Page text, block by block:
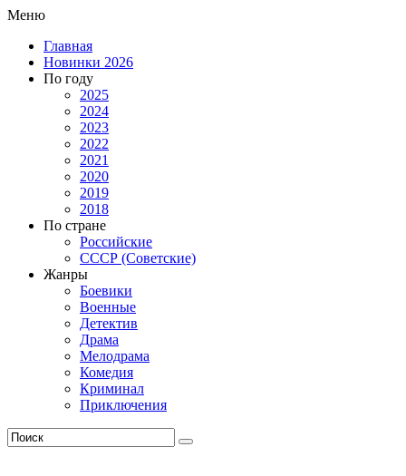
Меню
Главная
Новинки 2026
По году
2025
2024
2023
2022
2021
2020
2019
2018
По стране
Российские
СССР (Советские)
Жанры
Боевики
Военные
Детектив
Драма
Мелодрама
Комедия
Криминал
Приключения